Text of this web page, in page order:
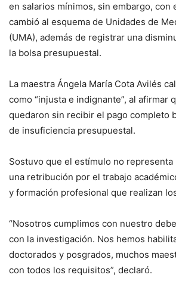
en salarios mínimos, sin embargo, con
cambió al esquema de Unidades de
(UMA), además de registrar una
la bolsa presupuestal.
La maestra Ángela María Cota Avilés
como “injusta e indignante”, al afirmar
quedaron sin recibir el pago completo
de insuficiencia presupuestal.
Sostuvo que el estímulo no
una retribución por el trabajo
y formación profesional que realizan
“Nosotros cumplimos con nuestro
con la investigación. Nos hemos
doctorados y posgrados, muchos
con todos los requisitos”, declaró.